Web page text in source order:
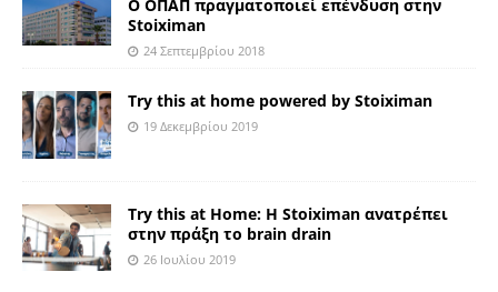
Ο ΟΠΑΠ πραγματοποιεί επένδυση στην
Stoiximan
24 Σεπτεμβρίου 2018
Try this at home powered by Stoiximan
19 Δεκεμβρίου 2019
Try this at Home: H Stoiximan ανατρέπει
στην πράξη το brain drain
26 Ιουλίου 2019